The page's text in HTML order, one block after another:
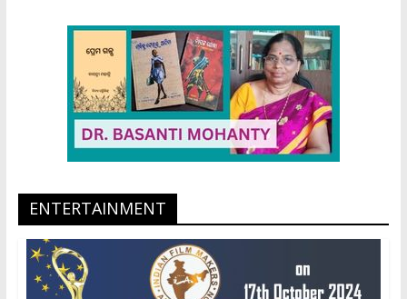
ENTERTAINMENT